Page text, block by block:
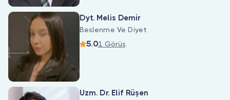
Dyt. Melis Demir
Beslenme Ve Diyet
5.01 Görüş
Uzm. Dr. Elif Rüşen